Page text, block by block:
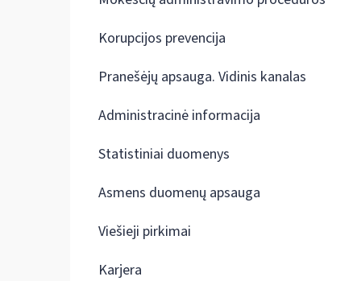
Korupcijos prevencija
Pranešėjų apsauga. Vidinis kanalas
Administracinė informacija
Statistiniai duomenys
Asmens duomenų apsauga
Viešieji pirkimai
Karjera